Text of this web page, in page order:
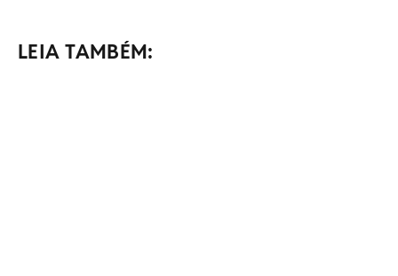
LEIA TAMBÉM: